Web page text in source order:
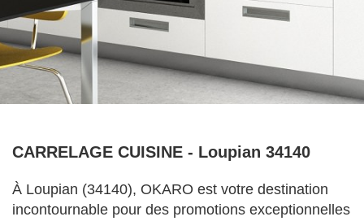
CARRELAGE CUISINE - Loupian 34140
À Loupian (34140), OKARO est votre destination
incontournable pour des promotions exceptionnelles